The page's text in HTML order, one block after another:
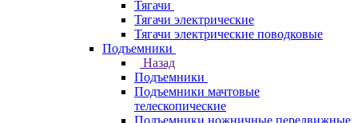
Тягачи
Тягачи электрические
Тягачи электрические поводковые
Подъемники
Назад
Подъемники
Подъемники мачтовые
телескопические
Подъемники ножничные передвижные